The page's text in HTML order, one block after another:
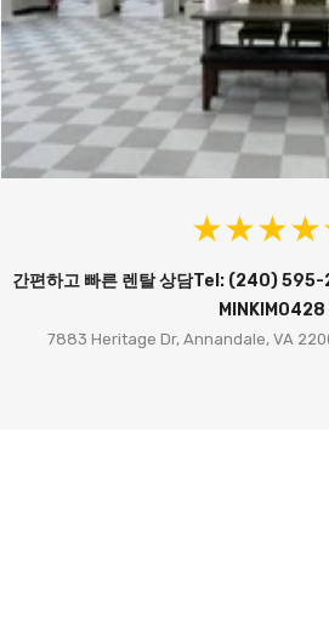
간편하고 빠른 렌탈 상담Tel: (240)
MINKIM0428
7883 Heritage Dr, Annandale, VA